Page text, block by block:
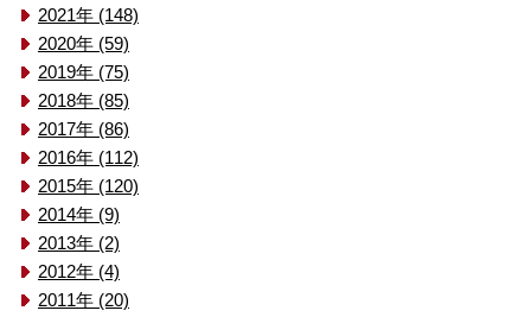
2021年 (148)
2020年 (59)
2019年 (75)
2018年 (85)
2017年 (86)
2016年 (112)
2015年 (120)
2014年 (9)
2013年 (2)
2012年 (4)
2011年 (20)